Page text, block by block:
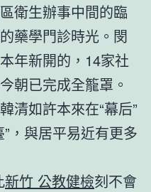
衛生辦事中間的臨
藥學門診時光。閔
年新開的，14家社
朝已完成全籠罩。
清如許本來在“幕后”
，與居平易近有更多
新竹 公教健檢刻不會